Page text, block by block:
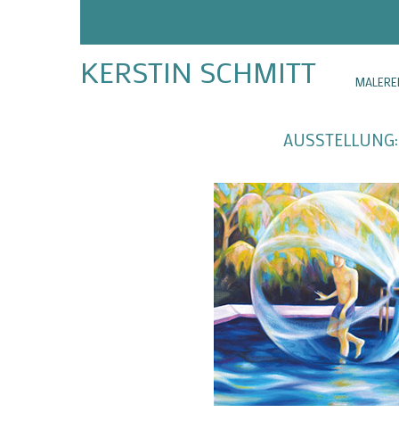
KERSTIN SCHMITT MALEREI